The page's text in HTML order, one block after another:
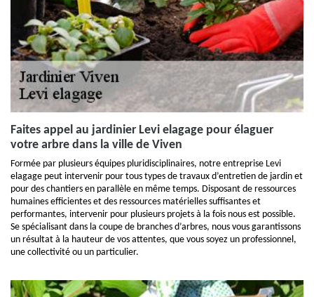
Faites appel au jardinier Levi elagage pour élaguer
votre arbre dans la ville de Viven
Formée par plusieurs équipes pluridisciplinaires, notre entreprise Levi
elagage peut intervenir pour tous types de travaux d’entretien de jardin et
pour des chantiers en parallèle en même temps. Disposant de ressources
humaines efficientes et des ressources matérielles suffisantes et
performantes, intervenir pour plusieurs projets à la fois nous est possible.
Se spécialisant dans la coupe de branches d’arbres, nous vous garantissons
un résultat à la hauteur de vos attentes, que vous soyez un professionnel,
une collectivité ou un particulier.